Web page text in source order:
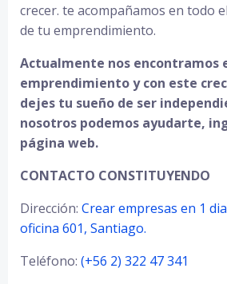
crecer. te acompañamos en todo
de tu emprendimiento.
Actualmente nos encontramos
emprendimiento y con este
dejes tu sueño de ser
nosotros podemos ayudarte,
página web.
CONTACTO CONSTITUYENDO
Dirección: Crear empresas en 1
oficina 601, Santiago.
Teléfono: (+56 2) 322 47 341